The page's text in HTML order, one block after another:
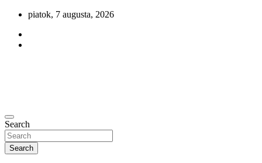
Skip
content
piatok, 7 augusta, 2026
olegu.sk
Novinky zo sveta LEGO
Search
Search